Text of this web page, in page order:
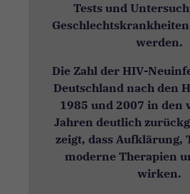
Tests und
werden.
Die Zahl der HIV-
Deutschland nach den
1985 und 2007 in den
Jahren deutlich
zeigt, dass Aufklärung,
moderne Therapien
wirken.